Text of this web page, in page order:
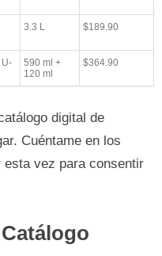
3.3 L $189.90
U-
590 ml +
120 ml
$364.90
digital de
Cuéntame en los
vez para consentir